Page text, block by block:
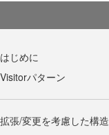
はじめに
Visitorパターン
拡張/変更を考慮した構造